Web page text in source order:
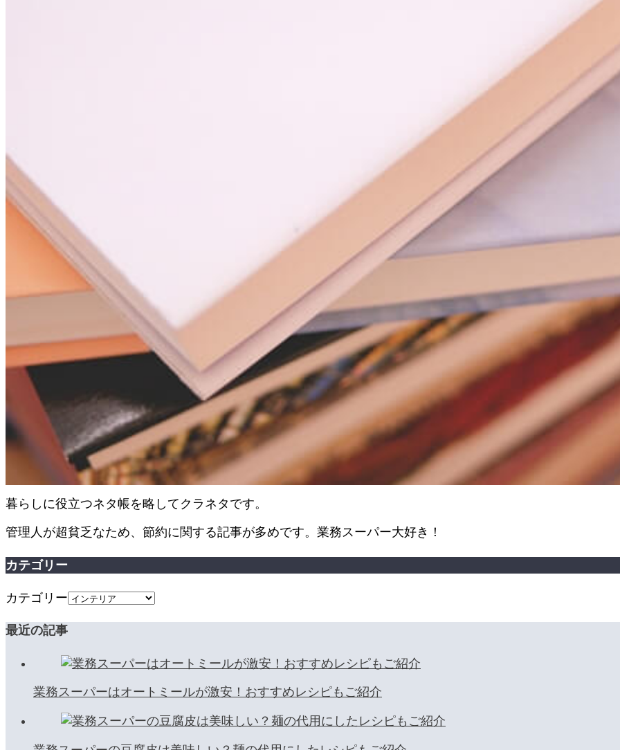
暮らしに役立つネタ帳を略してクラネタです。
管理人が超貧乏なため、節約に関する記事が多めです。業務スーパー大好き！
カテゴリー
カテゴリー
最近の記事
業務スーパーはオートミールが激安！おすすめレシピもご紹介